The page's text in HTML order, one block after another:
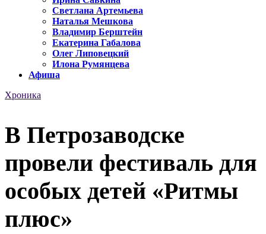
Светлана Артемьева
Наталья Мешкова
Владимир Берштейн
Екатерина Габалова
Олег Липовецкий
Илона Румянцева
Афиша
Хроника
В Петрозаводске
провели фестиваль для
особых детей «Ритмы
плюс»